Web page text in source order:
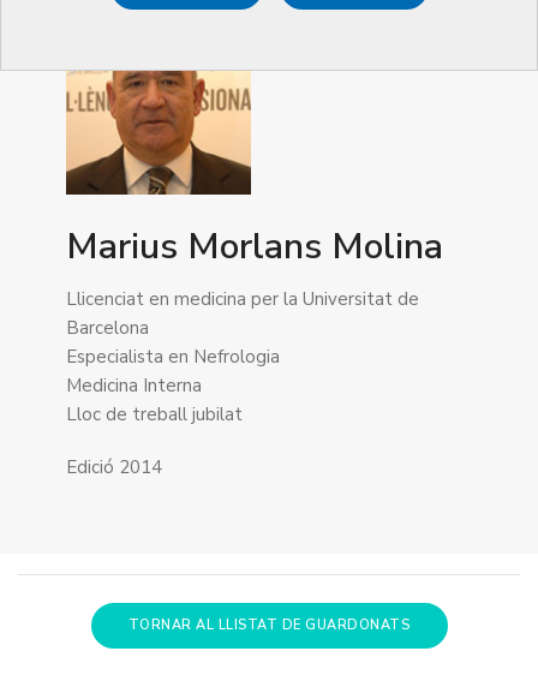
Marius Morlans Molina
Llicenciat en medicina per la Universitat de
Barcelona
Especialista en Nefrologia
Medicina Interna
Lloc de treball jubilat
Edició 2014
TORNAR AL LLISTAT DE GUARDONATS